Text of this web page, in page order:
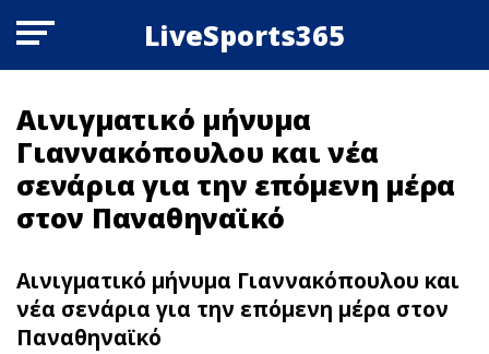
LiveSports365
Αινιγματικό μήνυμα
Γιαννακόπουλου και νέα
σενάρια για την επόμενη μέρα
στον Παναθηναϊκό
Αινιγματικό μήνυμα Γιαννακόπουλου και
νέα σενάρια για την επόμενη μέρα στον
Παναθηναϊκό